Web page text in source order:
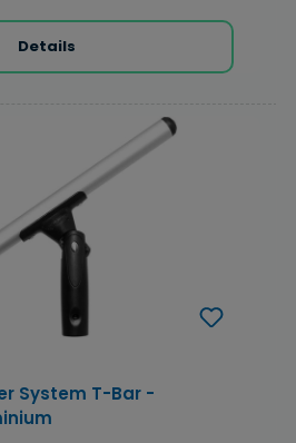
Details
System T-Bar -